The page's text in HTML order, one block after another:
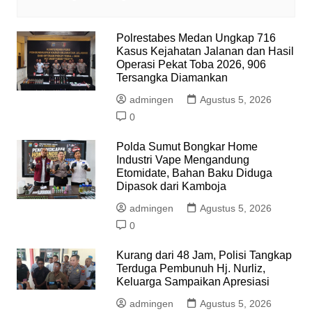
Polrestabes Medan Ungkap 716
Kasus Kejahatan Jalanan dan Hasil
Operasi Pekat Toba 2026, 906
Tersangka Diamankan
admingen
Agustus 5, 2026
0
Polda Sumut Bongkar Home
Industri Vape Mengandung
Etomidate, Bahan Baku Diduga
Dipasok dari Kamboja
admingen
Agustus 5, 2026
0
Kurang dari 48 Jam, Polisi Tangkap
Terduga Pembunuh Hj. Nurliz,
Keluarga Sampaikan Apresiasi
admingen
Agustus 5, 2026